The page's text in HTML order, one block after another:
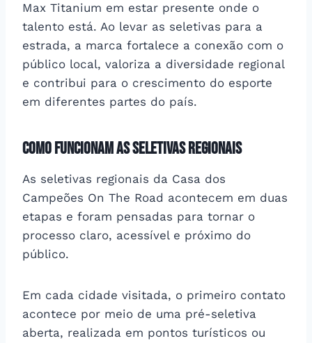
Max Titanium em estar presente onde o
talento está. Ao levar as seletivas para a
estrada, a marca fortalece a conexão com o
público local, valoriza a diversidade regional
e contribui para o crescimento do esporte
em diferentes partes do país.
Como funcionam as seletivas regionais
As seletivas regionais da Casa dos
Campeões On The Road acontecem em duas
etapas e foram pensadas para tornar o
processo claro, acessível e próximo do
público.
Em cada cidade visitada, o primeiro contato
acontece por meio de uma pré-seletiva
aberta, realizada em pontos turísticos ou